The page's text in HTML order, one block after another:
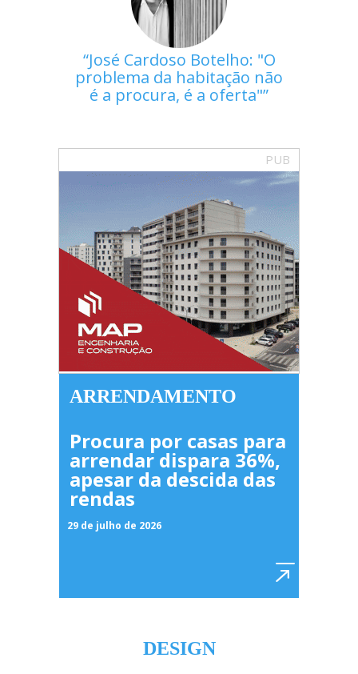
José Cardoso Botelho: "O
problema da habitação não
é a procura, é a oferta"
PUB
ARRENDAMENTO
Procura por casas para
arrendar dispara 36%,
apesar da descida das
rendas
29 de julho de 2026
DESIGN